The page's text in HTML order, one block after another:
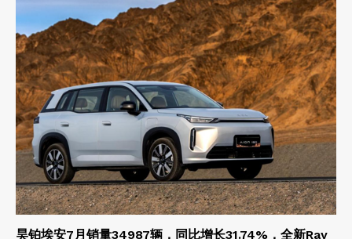
昊铂埃安7月销量34987辆，同比增长31.74%，全新Ray